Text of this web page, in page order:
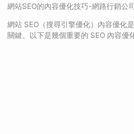
網站SEO的內容優化技巧-網路行銷公
網站 SEO（搜尋引擎優化）內容優化
關鍵。以下是幾個重要的 SEO 內容優